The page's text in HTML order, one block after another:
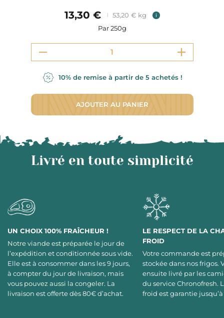
13,30 € 53,20 € kg i
Par 250g
10% de remise à partir de 5 achetés !
AJOUTER AU PANIER
Livré en toute simplicité
UN CHOIX 100% FRAÎCHEUR !
Notre viande est préparée le jour de
l’expédition et conditionnée sous vide.
Elle est à consommer dans les 9 jours,
à compter du jour de livraison, mais
vous pouvez aussi la congeler. La
livraison est offerte dès 80€ d’achat.
LE RESPECT DE LA
FROID
Votre commande est
stockée dans nos frigos.
ensuite livré par les
du service Chronofresh.
froid est garantie